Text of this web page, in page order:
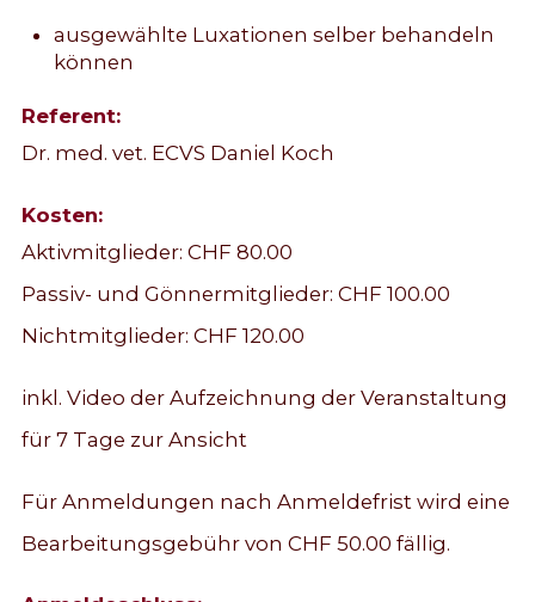
ausgewählte Luxationen selber behandeln
können
Referent:
Dr. med. vet. ECVS Daniel Koch
Kosten:
Aktivmitglieder: CHF 80.00
Passiv- und Gönnermitglieder: CHF 100.00
Nichtmitglieder: CHF 120.00
inkl. Video der Aufzeichnung der Veranstaltung
für 7 Tage zur Ansicht
Für Anmeldungen nach Anmeldefrist wird eine
Bearbeitungsgebühr von CHF 50.00 fällig.